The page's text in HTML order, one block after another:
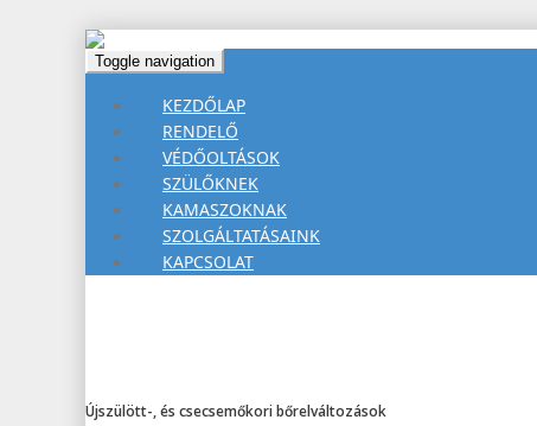
Toggle navigation
KEZDŐLAP
RENDELŐ
VÉDŐOLTÁSOK
SZÜLŐKNEK
KAMASZOKNAK
SZOLGÁLTATÁSAINK
KAPCSOLAT
Újszülött-, és csecsemőkori bőrelváltozások